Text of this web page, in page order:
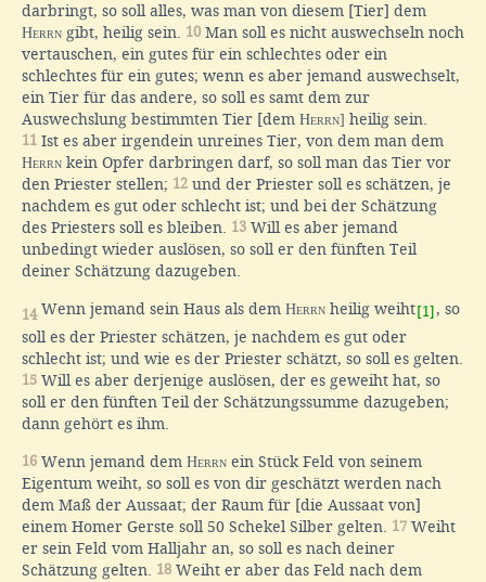
darbringt, so soll alles, was man von diesem [Tier] dem
Herrn gibt, heilig sein. 10 Man soll es nicht auswechseln noch
vertauschen, ein gutes für ein schlechtes oder ein
schlechtes für ein gutes; wenn es aber jemand auswechselt,
ein Tier für das andere, so soll es samt dem zur
Auswechslung bestimmten Tier [dem Herrn] heilig sein.
11 Ist es aber irgendein unreines Tier, von dem man dem
Herrn kein Opfer darbringen darf, so soll man das Tier vor
den Priester stellen; 12 und der Priester soll es schätzen, je
nachdem es gut oder schlecht ist; und bei der Schätzung
des Priesters soll es bleiben. 13 Will es aber jemand
unbedingt wieder auslösen, so soll er den fünften Teil
deiner Schätzung dazugeben.
14 Wenn jemand sein Haus als dem Herrn heilig weiht [1] , so
soll es der Priester schätzen, je nachdem es gut oder
schlecht ist; und wie es der Priester schätzt, so soll es gelten.
15 Will es aber derjenige auslösen, der es geweiht hat, so
soll er den fünften Teil der Schätzungssumme dazugeben;
dann gehört es ihm.
16 Wenn jemand dem Herrn ein Stück Feld von seinem
Eigentum weiht, so soll es von dir geschätzt werden nach
dem Maß der Aussaat; der Raum für [die Aussaat von]
einem Homer Gerste soll 50 Schekel Silber gelten. 17 Weiht
er sein Feld vom Halljahr an, so soll es nach deiner
Schätzung gelten. 18 Weiht er aber das Feld nach dem